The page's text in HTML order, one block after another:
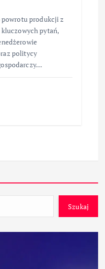
powrotu produkcji z
pytań,
politycy
Szukaj